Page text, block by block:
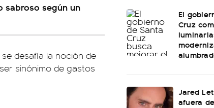
sabroso según un
desafía la noción de
sinónimo de gastos
El
Cruz
Jared
afuera